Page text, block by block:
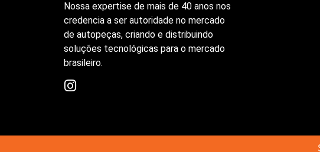
Nossa expertise de mais de 40 anos nos
credencia a ser autoridade no mercado
de autopeças, criandoe distribuindo
soluções tecnológicas para o mercado
brasileiro.